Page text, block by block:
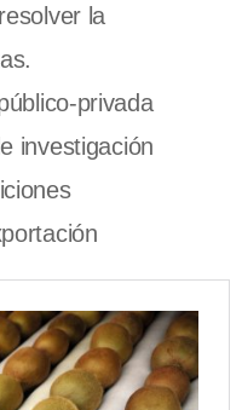
la
privada
investigación